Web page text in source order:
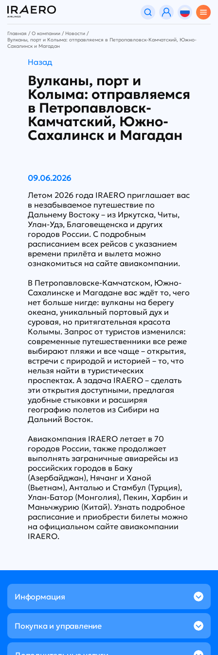
Главная О компании
Новости
Вулканы, порт и Колыма: отправляемся в Петропавловск-Камчатский, Южно-
Сахалинск и Магадан
Назад
Вулканы, порт и
Колыма: отправляемся
в Петропавловск-
Камчатский, Южно-
Сахалинск и Магадан
09.06.2026
Летом 2026 года IRAERO приглашает вас
в незабываемое путешествие по
Дальнему Востоку – из Иркутска, Читы,
Улан-Удэ, Благовещенска и других
городов России. С подробным
расписанием всех рейсов с указанием
времени прилёта и вылета можно
ознакомиться на сайте авиакомпании.
В Петропавловске-Камчатском, Южно-
Сахалинске и Магадане вас ждёт то, чего
нет больше нигде: вулканы на берегу
океана, уникальный портовый дух и
суровая, но притягательная красота
Колымы. Запрос от туристов изменился:
современные путешественники все реже
выбирают пляжи и все чаще – открытия,
встречи с природой и историей – то, что
нельзя найти в туристических
проспектах. А задача IRAERO – сделать
эти открытия доступными, предлагая
удобные стыковки и расширяя
географию полетов из Сибири на
Дальний Восток.
Авиакомпания IRAERO летает в 70
городов России, также продолжает
выполнять заграничные авиарейсы из
российских городов в Баку
(Азербайджан), Нячанг и Ханой
(Вьетнам), Анталью и Стамбул (Турция),
Улан-Батор (Монголия), Пекин, Харбин и
Маньчжурию (Китай). Узнать подробное
расписание и приобрести билеты можно
на официальном сайте авиакомпании
IRAERO.
Информация
Покупка и управление